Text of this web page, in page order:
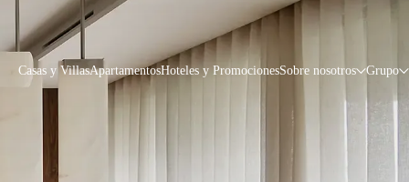
Casas y VillasApartamentosHoteles y PromocionesSobre nosotros Grupo